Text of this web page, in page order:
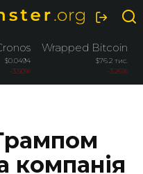
$0.0494
-3.50%
Wrapped Bitcoin
$76.2 тис.
-3.26%
компанія